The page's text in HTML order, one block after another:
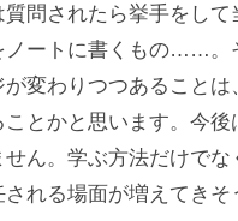
質問されたら挙手をして
ノートに書くもの……。
変わりつつあることは
とかと思います。今後
せん。学ぶ方法だけでな
れる場面が増えてきそ